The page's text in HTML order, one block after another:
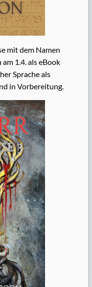
mit dem Namen
1.4. als eBook
Sprache als
in Vorbereitung.